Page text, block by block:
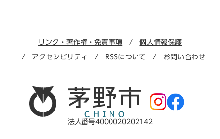
リンク・著作権・免責事項 個人情報保護
アクセシビリティ RSSについて お問い合わせ
法人番号4000020202142